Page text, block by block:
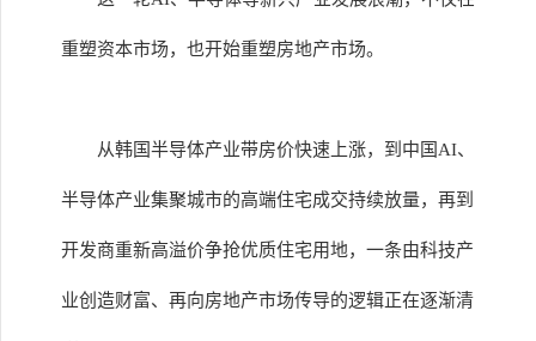
重塑资本市场，也开始重塑房地产市场。
从韩国半导体产业带房价快速上涨，到中国AI、
半导体产业集聚城市的高端住宅成交持续放量，再到
开发商重新高溢价争抢优质住宅用地，一条由科技产
业创造财富、再向房地产市场传导的逻辑正在逐渐清